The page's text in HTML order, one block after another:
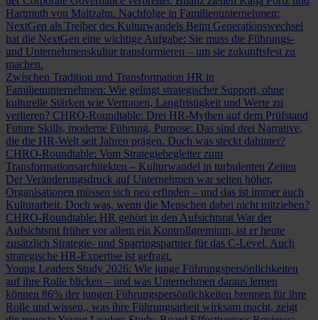
Hartmuth von Maltzahn. Nachfolge in Familienunternehmen:
NextGen als Treiber des Kulturwandels Beim Generationswechsel
hat die NextGen eine wichtige Aufgabe: Sie muss die Führungs-
und Unternehmenskultur transformieren – um sie zukunftsfest zu
machen.
Zwischen Tradition und Transformation HR in
Familienunternehmen: Wie gelingt strategischer Support, ohne
kulturelle Stärken wie Vertrauen, Langfristigkeit und Werte zu
verlieren? CHRO-Roundtable: Drei HR-Mythen auf dem Prüfstand
Future Skills, moderne Führung, Purpose: Das sind drei Narrative,
die die HR-Welt seit Jahren prägen. Doch was steckt dahinter?
CHRO-Roundtable: Vom Strategiebegleiter zum
Transformationsarchitekten – Kulturwandel in turbulenten Zeiten
Der Veränderungsdruck auf Unternehmen war selten höher,
Organisationen müssen sich neu erfinden – und das ist immer auch
Kulturarbeit. Doch was, wenn die Menschen dabei nicht mitziehen?
CHRO-Roundtable: HR gehört in den Aufsichtsrat War der
Aufsichtsrat früher vor allem ein Kontrollgremium, ist er heute
zusätzlich Strategie- und Sparringspartner für das C-Level. Auch
strategische HR-Expertise ist gefragt.
Young Leaders Study 2026: Wie junge Führungspersönlichkeiten
auf ihre Rolle blicken – und was Unternehmen daraus lernen
können 86% der jungen Führungspersönlichkeiten brennen für ihre
Rolle und wissen,, was ihre Führungsarbeit wirksam macht, zeigt